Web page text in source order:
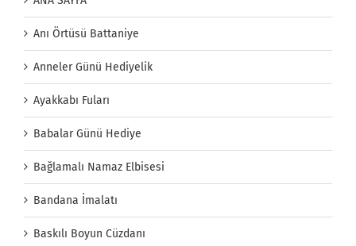
Anı Örtüsü Battaniye
Anneler Günü Hediyelik
Ayakkabı Fuları
Babalar Günü Hediye
Bağlamalı Namaz Elbisesi
Bandana İmalatı
Baskılı Boyun Cüzdanı